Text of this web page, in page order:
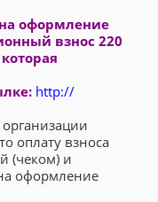
оформление
взнос 220
http://
оплату взноса
(чеком) и
оформление